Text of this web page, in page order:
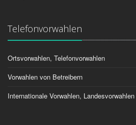
Telefonvorwahlen
Ortsvorwahlen, Telefonvorwahlen
Vorwahlen von Betreibern
Internationale Vorwahlen, Landesvorwahlen